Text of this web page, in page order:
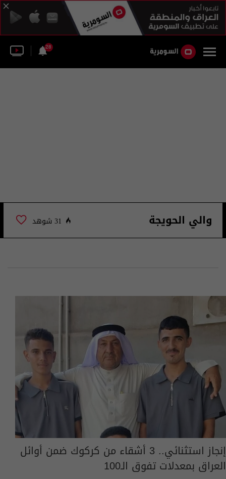
28
والي الحويجة 31 شوهد
إنجاز استثنائي.. 3 أشقاء من كركوك ضمن أوائل
العراق بمعدلات تفوق الـ100